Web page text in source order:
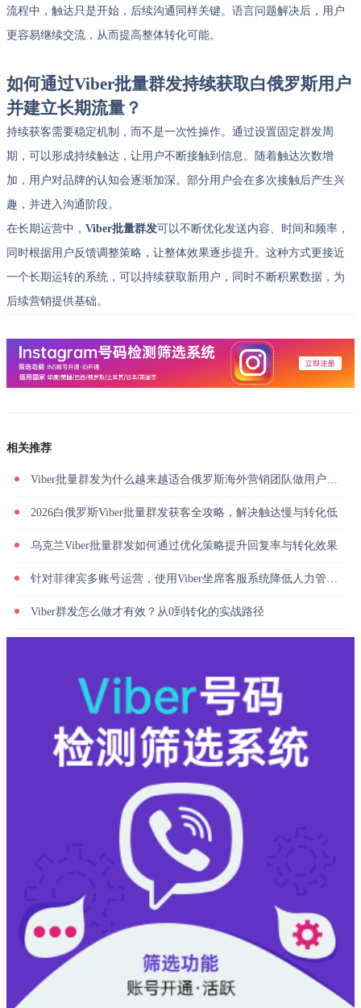
流程中，触达只是开始，后续沟通同样关键。语言问题解决后，用户
更容易继续交流，从而提高整体转化可能。
如何通过Viber批量群发持续获取白俄罗斯用户
并建立长期流量？
持续获客需要稳定机制，而不是一次性操作。通过设置固定群发周
期，可以形成持续触达，让用户不断接触到信息。随着触达次数增
加，用户对品牌的认知会逐渐加深。部分用户会在多次接触后产生兴
趣，并进入沟通阶段。
在长期运营中， Viber批量群发可以不断优化发送内容、时间和频率，
同时根据用户反馈调整策略，让整体效果逐步提升。这种方式更接近
一个长期运转的系统，可以持续获取新用户，同时不断积累数据，为
后续营销提供基础。
相关推荐
Viber批量群发为什么越来越适合俄罗斯海外营销团队做用户触达？
2026白俄罗斯Viber批量群发获客全攻略，解决触达慢与转化低
乌克兰Viber批量群发如何通过优化策略提升回复率与转化效果
针对菲律宾多账号运营，使用Viber坐席客服系统降低人力管理成本
Viber群发怎么做才有效？从0到转化的实战路径